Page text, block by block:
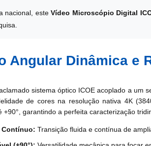
nacional, esteVídeo Microscópio Digital
Angular Dinâmica e
sistema óptico ICOE acoplado a um
de cores na resolução nativa 4K
+90°, garantindo a perfeita caracterização
Contínuo: Transição fluida e contínua de